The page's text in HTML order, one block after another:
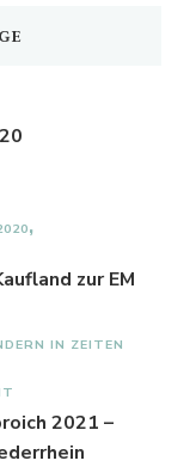
zur EM
IN ZEITEN
2021 –